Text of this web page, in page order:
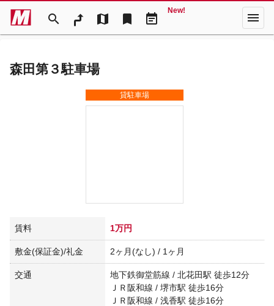
search map bookmark event_note
New! menu
森田第３駐車場
貸駐車場
賃料 1万円
敷金(保証金)/礼金 2ヶ月(なし) / 1ヶ月
交通
地下鉄御堂筋線 / 北花田駅 徒歩12分
ＪＲ阪和線 / 堺市駅 徒歩16分
ＪＲ阪和線 / 浅香駅 徒歩16分